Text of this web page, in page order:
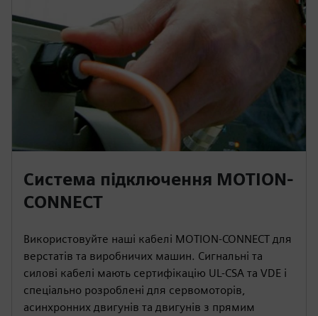
Система підключення MOTION-
CONNECT
Використовуйте наші кабелі MOTION-CONNECT для
верстатів та виробничих машин. Сигнальні та
силові кабелі мають сертифікацію UL-CSA та VDE і
спеціально розроблені для сервомоторів,
асинхронних двигунів та двигунів з прямим